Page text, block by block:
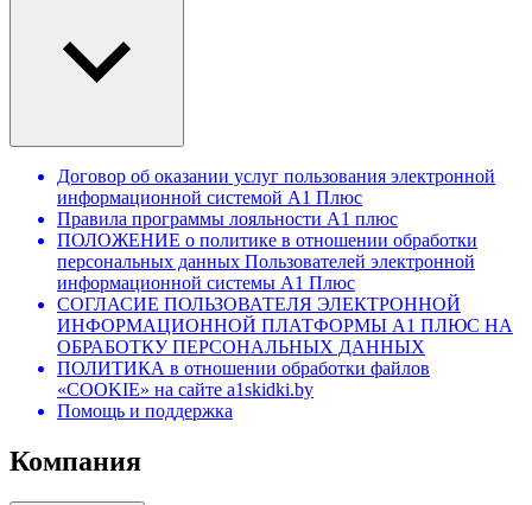
Договор об оказании услуг пользования электронной
информационной системой А1 Плюс
Правила программы лояльности А1 плюс
ПОЛОЖЕНИЕ о политике в отношении обработки
персональных данных Пользователей электронной
информационной системы А1 Плюс
СОГЛАСИЕ ПОЛЬЗОВАТЕЛЯ ЭЛЕКТРОННОЙ
ИНФОРМАЦИОННОЙ ПЛАТФОРМЫ А1 ПЛЮС НА
ОБРАБОТКУ ПЕРСОНАЛЬНЫХ ДАННЫХ
ПОЛИТИКА в отношении обработки файлов
«COOKIE» на сайте a1skidki.by
Помощь и поддержка
Компания